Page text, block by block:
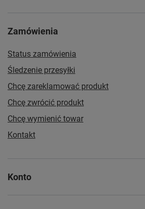
Zamówienia
Status zamówienia
Śledzenie przesyłki
Chcę zareklamować produkt
Chcę zwrócić produkt
Chcę wymienić towar
Kontakt
Konto